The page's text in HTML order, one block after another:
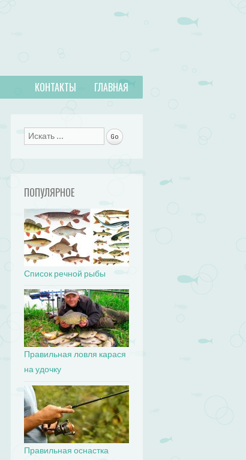
ГЛАВНАЯ
КОНТАКТЫ
Поиск
ПОПУЛЯРНОЕ
Список речной рыбы
Правильная ловля карася
на удочку
Правильная оснастка